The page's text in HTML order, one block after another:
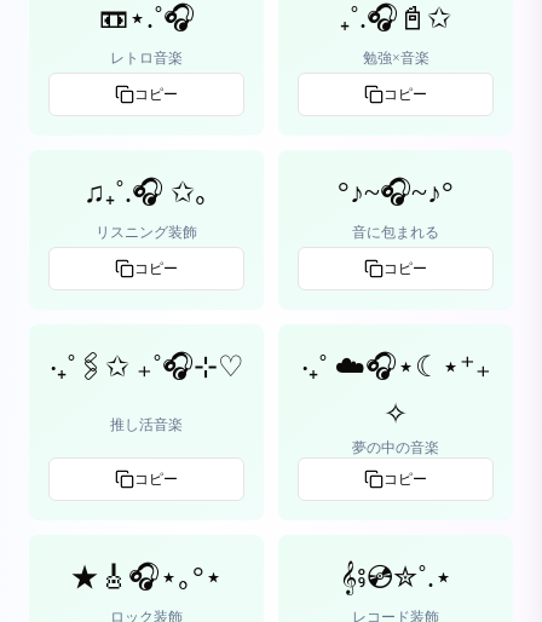
📼⋆.˚🎧
レトロ音楽
コピー
₊˚.🎧📓✩
勉強×音楽
コピー
♫₊˚.🎧 ✩｡
リスニング装飾
コピー
°♪~🎧~♪°
音に包まれる
コピー
‧₊˚🖇️✩ ₊˚🎧⊹♡
推し活音楽
コピー
‧₊˚ ☁️🎧⋆☾⋆⁺₊
✧
夢の中の音楽
コピー
★🎸🎧⋆｡°⋆
ロック装飾
𝄞⨾💿✮˚.⋆
レコード装飾